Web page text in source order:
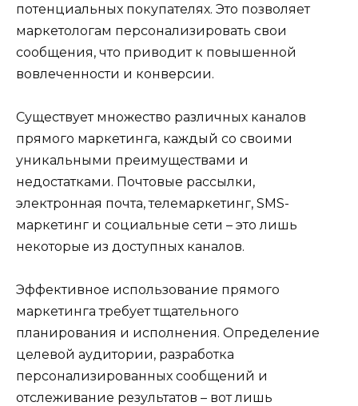
потенциальных покупателях. Это позволяет
маркетологам персонализировать свои
сообщения, что приводит к повышенной
вовлеченности и конверсии.
Существует множество различных каналов
прямого маркетинга, каждый со своими
уникальными преимуществами и
недостатками. Почтовые рассылки,
электронная почта, телемаркетинг, SMS-
маркетинг и социальные сети – это лишь
некоторые из доступных каналов.
Эффективное использование прямого
маркетинга требует тщательного
планирования и исполнения. Определение
целевой аудитории, разработка
персонализированных сообщений и
отслеживание результатов – вот лишь